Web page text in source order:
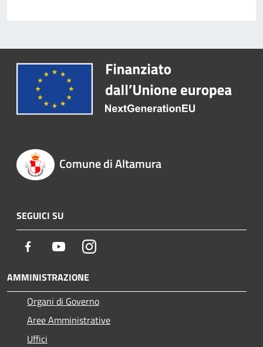
Comune di Altamura
SEGUICI SU
Facebook YoutubeInstagram
AMMINISTRAZIONE
Organi di Governo
Aree Amministrative
Uffici